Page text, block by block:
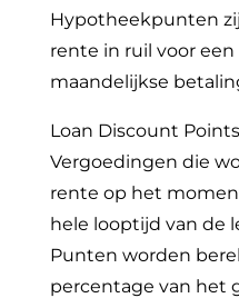
Hypotheekpunten
rente in ruil voor
maandelijkse
Loan Discount
Vergoedingen die
rente op het
hele looptijd van de
Punten worden
percentage van het